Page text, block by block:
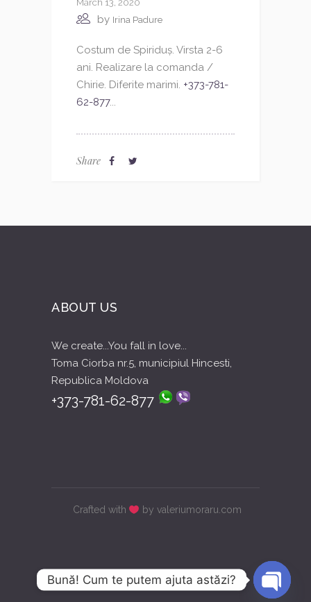
March 13, 2020
by Irina Padure
Costum de Spiriduș. Virsta 2-6
ani. Realizare la comanda /
Chirie. Diferite marimi. +373-781-
62-877...
Share
ABOUT US
We create...You fall in love...
Toma Ciorba nr.5, municipiul Hincesti,
Republica Moldova
+373-781-62-877
Crafted with by valeriumoraru.com
Bună! Cum te putem ajuta astăzi?